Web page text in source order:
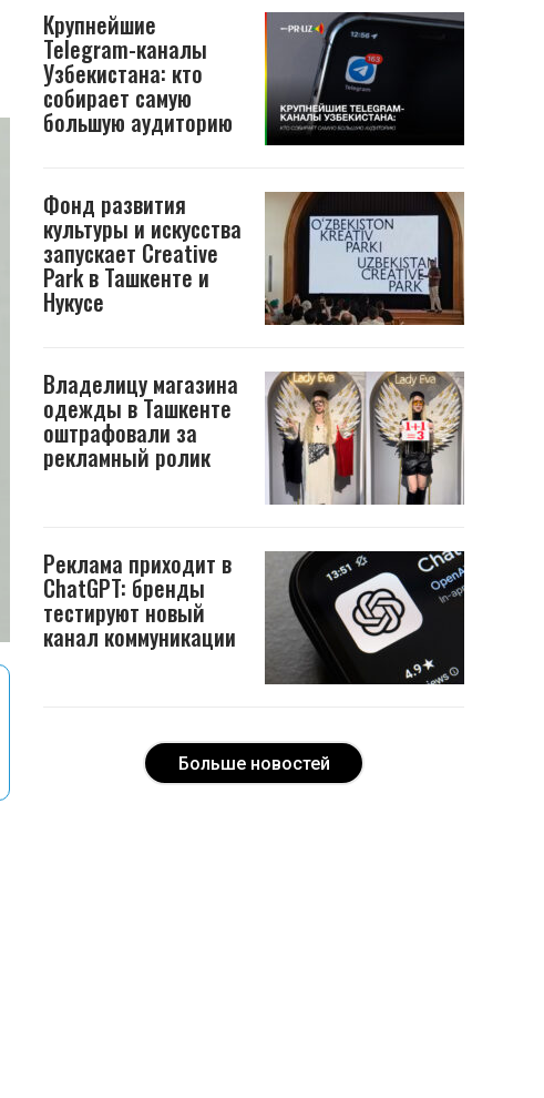
Крупнейшие
Telegram-каналы
Узбекистана: кто
собирает самую
большую аудиторию
Фонд развития
культуры и искусства
запускает Creative
Park в Ташкенте и
Нукусе
Владелицу магазина
одежды в Ташкенте
оштрафовали за
рекламный ролик
Реклама приходит в
ChatGPT: бренды
тестируют новый
канал коммуникации
Больше новостей